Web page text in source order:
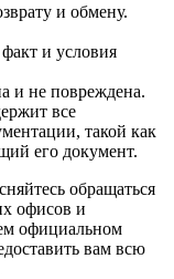
и обмену.
и условия
и не повреждена.
все
такой как
его документ.
обращаться
офисов и
официальном
вам всю